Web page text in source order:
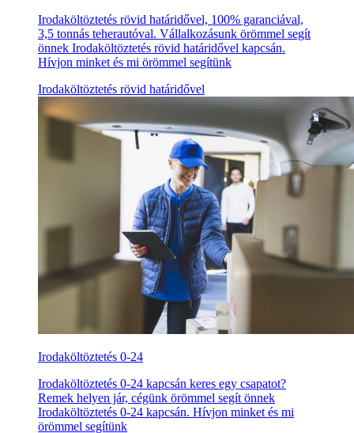
Irodaköltöztetés rövid határidővel, 100% garanciával,
3,5 tonnás teherautóval. Vállalkozásunk örömmel segít
önnek Irodaköltöztetés rövid határidővel kapcsán.
Hívjon minket és mi örömmel segítünk
Irodaköltöztetés rövid határidővel
Irodaköltöztetés 0-24
Irodaköltöztetés 0-24 kapcsán keres egy csapatot?
Remek helyen jár, cégünk örömmel segít önnek
Irodaköltöztetés 0-24 kapcsán. Hívjon minket és mi
örömmel segítünk